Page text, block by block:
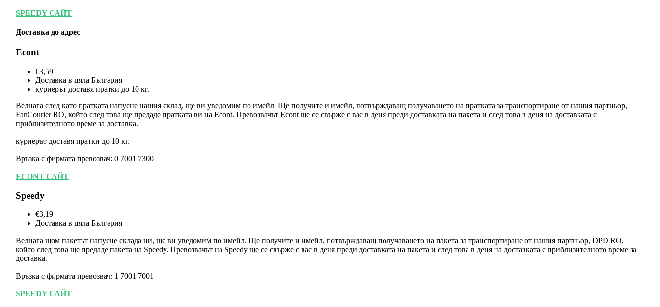
SPEEDY САЙТ
Доставка до адрес
Econt
€3,59
Доставка в цяла България
куриерът доставя пратки до 10 кг.
Веднага след като пратката напусне нашия склад, ще ви уведомим по имейл. Ще получите и имейл, потвърждаващ получаването на пратката за транспортиране от нашия партньор,
FanCourier RO, който след това ще предаде пратката ви на Econt. Превозвачът Econt ще се свърже с вас в деня преди доставката на пакета и след това в деня на доставката с
приблизителното време за доставка.
куриерът доставя пратки до 10 кг.
Връзка с фирмата превозвач: 0 7001 7300
ECONT САЙТ
Speedy
€3,19
Доставка в цяла България
Веднага щом пакетът напусне склада ни, ще ви уведомим по имейл. Ще получите и имейл, потвърждаващ получаването на пакета за транспортиране от нашия партньор, DPD RO,
който след това ще предаде пакета на Speedy. Превозвачът на Speedy ще се свърже с вас в деня преди доставката на пакета и след това в деня на доставката с приблизителното време за
доставка.
Връзка с фирмата превозвач: 1 7001 7001
SPEEDY САЙТ